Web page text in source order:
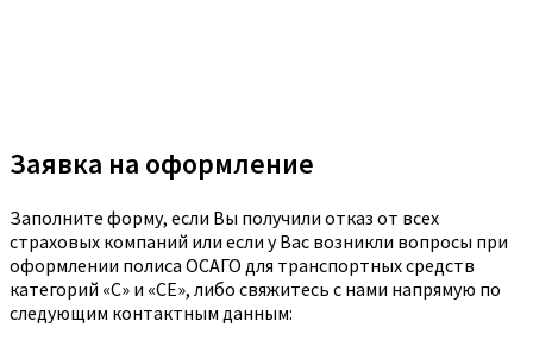
Заявка на оформление
Заполните форму, если Вы получили отказ от всех
страховых компаний или если у Вас возникли вопросы при
оформлении полиса ОСАГО для транспортных средств
категорий «C» и «CE», либо свяжитесь с нами напрямую по
следующим контактным данным: